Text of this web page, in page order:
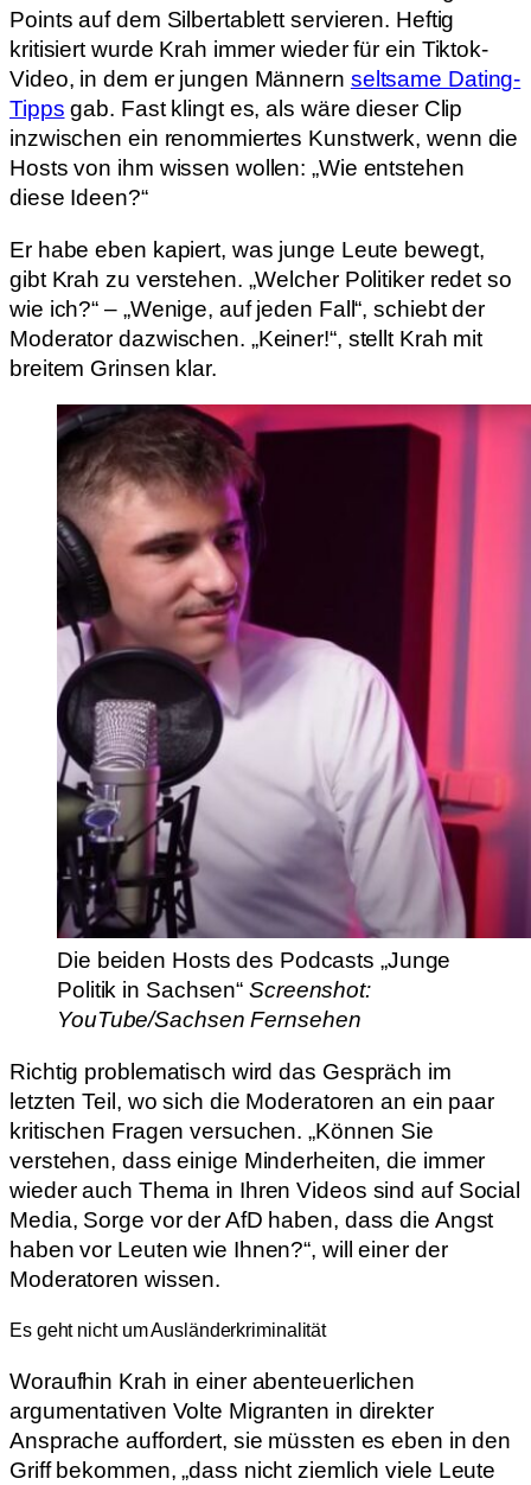
Points auf dem Silbertablett servieren. Heftig
kritisiert wurde Krah immer wieder für ein Tiktok-
Video, in dem er jungen Männern seltsame Dating-
Tipps gab. Fast klingt es, als wäre dieser Clip
inzwischen ein renommiertes Kunstwerk, wenn die
Hosts von ihm wissen wollen: „Wie entstehen
diese Ideen?“
Er habe eben kapiert, was junge Leute bewegt,
gibt Krah zu verstehen. „Welcher Politiker redet so
wie ich?“ – „Wenige, auf jeden Fall“, schiebt der
Moderator dazwischen. „Keiner!“, stellt Krah mit
breitem Grinsen klar.
Die beiden Hosts des Podcasts „Junge
Politik in Sachsen“ Screenshot:
YouTube/Sachsen Fernsehen
Richtig problematisch wird das Gespräch im
letzten Teil, wo sich die Moderatoren an ein paar
kritischen Fragen versuchen. „Können Sie
verstehen, dass einige Minderheiten, die immer
wieder auch Thema in Ihren Videos sind auf Social
Media, Sorge vor der AfD haben, dass die Angst
haben vor Leuten wie Ihnen?“, will einer der
Moderatoren wissen.
Es geht nicht um Ausländerkriminalität
Woraufhin Krah in einer abenteuerlichen
argumentativen Volte Migranten in direkter
Ansprache auffordert, sie müssten es eben in den
Griff bekommen, „dass nicht ziemlich viele Leute